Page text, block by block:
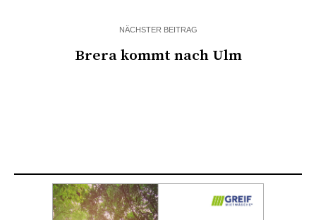
NÄCHSTER BEITRAG
Brera kommt nach Ulm